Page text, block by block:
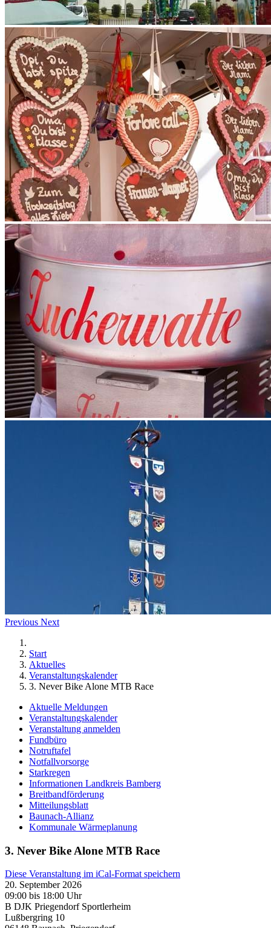
Previous Next
Start
Aktuelles
Veranstaltungskalender
3. Never Bike Alone MTB Race
Aktuelle Meldungen
Veranstaltungskalender
Veranstaltung anmelden
Fundbüro
Notruftafel
Notfallvorsorge
Starkregen
Informationen Landkreis Bamberg
Breitbandförderung
Mitteilungsblatt
Baunach-Allianz
Kommunale Wärmeplanung
3. Never Bike Alone MTB Race
Diese Veranstaltung im iCal-Format speichern
20. September 2026
09:00 bis 18:00 Uhr
B DJK Priegendorf Sportlerheim
Lußbergring 10